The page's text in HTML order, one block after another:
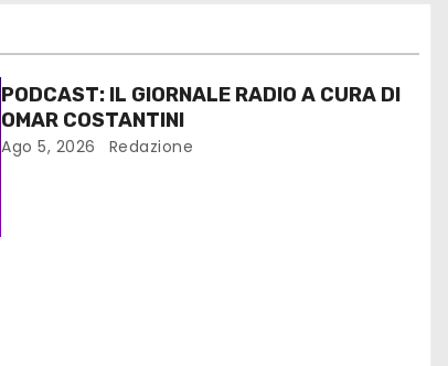
PODCAST: IL GIORNALE RADIO A CURA DI
OMAR COSTANTINI
Ago 5, 2026 Redazione